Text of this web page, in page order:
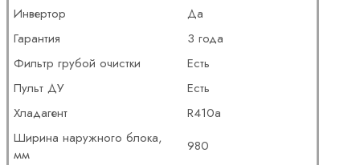
Инвертор
Да
Гарантия
3 года
Фильтр грубой очистки
Есть
Пульт ДУ
Есть
Хладагент
R410a
Ширина наружного блока,
мм
980